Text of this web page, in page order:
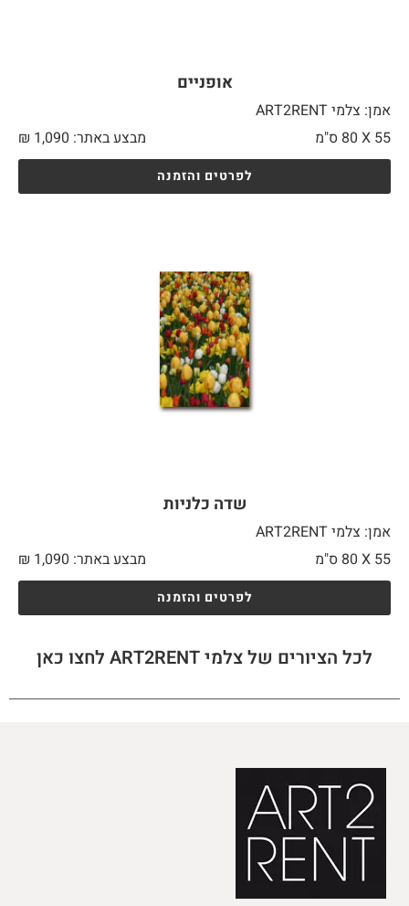
אופניים
אמן: צלמי ART2RENT
55 X
מבצע באתר: ₪ 1,090
לפרטים והזמנה
שדה כלניות
אמן: צלמי ART2RENT
55 X
מבצע באתר: ₪ 1,090
לפרטים והזמנה
לכל הציורים של צלמי ART2RENT לחצו כאן